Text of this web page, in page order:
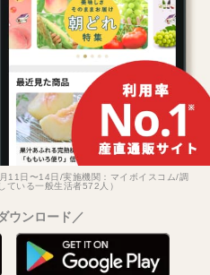
11日〜14日/実施機関：マイボイスコム/調
ている一般生活者572人）
ウンロード／